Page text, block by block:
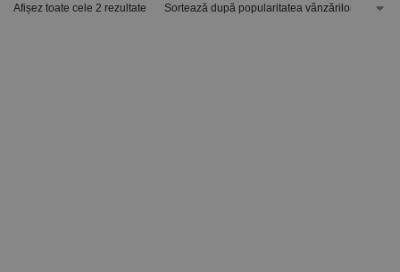
Afișez toate cele 2 rezultate